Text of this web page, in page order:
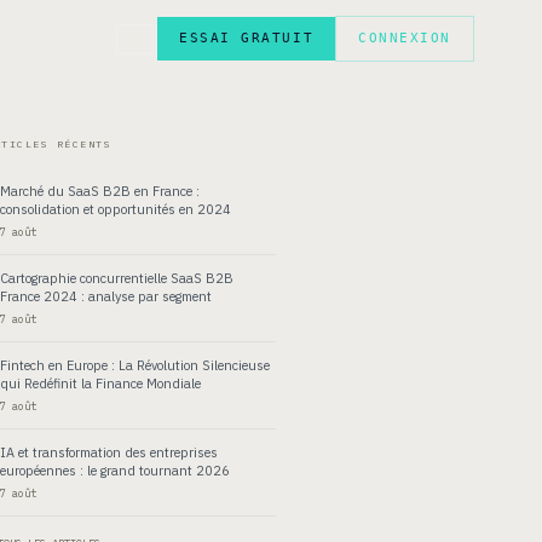
ESSAI GRATUIT CONNEXION
RÉCENTS
Marché du SaaS B2B en France :
consolidation et opportunités en 2024
7 août
Cartographie concurrentielle SaaS B2B
France 2024 : analyse par segment
7 août
Fintech en Europe : La Révolution Silencieuse
qui Redéfinit la Finance Mondiale
7 août
IA et transformation des entreprises
européennes : le grand tournant 2026
7 août